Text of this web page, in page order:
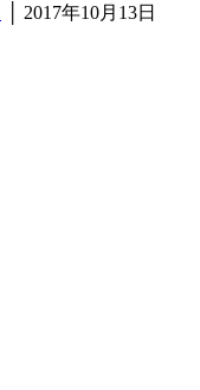
2017年10月13日